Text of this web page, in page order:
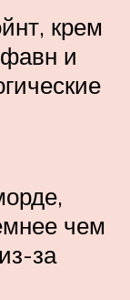
крем
и
чем
за